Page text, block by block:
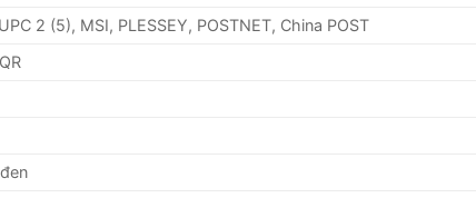
2 (5), MSI, PLESSEY, POSTNET, China POST